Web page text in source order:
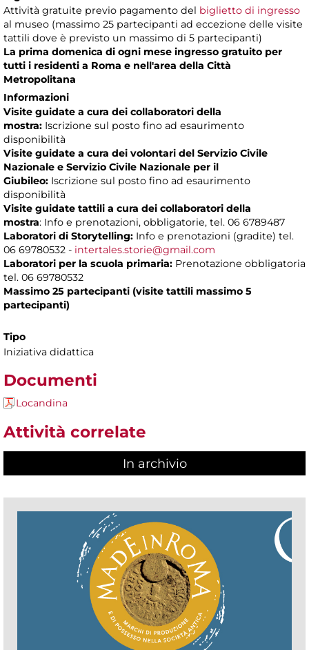
Attività gratuite previo pagamento del biglietto di ingresso
al museo (massimo 25 partecipanti ad eccezione delle visite
tattili dove è previsto un massimo di 5 partecipanti)
La prima domenica di ogni mese ingresso gratuito per
tutti i residenti a Roma e nell'area della Città
Metropolitana
Informazioni
Visite guidate a cura dei collaboratori della
mostra: Iscrizione sul posto fino ad esaurimento
disponibilità
Visite guidate a cura dei volontari del Servizio Civile
Nazionale e Servizio Civile Nazionale per il
Giubileo: Iscrizione sul posto fino ad esaurimento
disponibilità
Visite guidate tattili a cura dei collaboratori della
mostra: Info e prenotazioni, obbligatorie, tel. 06 6789487
Laboratori di Storytelling: Info e prenotazioni (gradite) tel.
06 69780532 - intertales.storie@gmail.com
Laboratori per la scuola primaria: Prenotazione obbligatoria
tel. 06 69780532
Massimo 25 partecipanti (visite tattili massimo 5
partecipanti)
Tipo
Iniziativa didattica
Documenti
Locandina
Attività correlate
In archivio